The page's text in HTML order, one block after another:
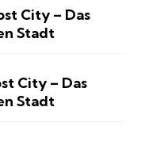
City – Das
Stadt
City – Das
Stadt